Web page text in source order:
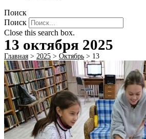
Поиск
Поиск
Close this search box.
13 октября 2025
Главная > 2025 > Октябрь > 13